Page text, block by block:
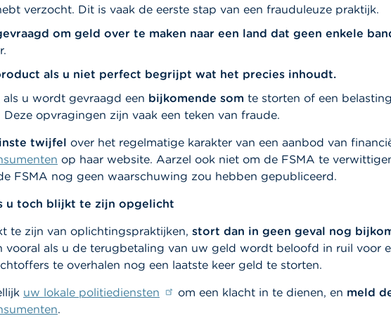
verzocht. Dit is vaak de eerste stap van een frauduleuze praktijk.
om geld over te maken naar een land dat geen enkele
als u niet perfect begrijpt wat het precies inhoudt.
als u wordt gevraagd een bijkomende som te storten of een
opvragingen zijn vaak een teken van fraude.
twijfel over het regelmatige karakter van een aanbod van
op haar website. Aarzel ook niet om de FSMA te
FSMA nog geen waarschuwing zou hebben gepubliceerd.
u toch blijkt te zijn opgelicht
te zijn van oplichtingspraktijken, stort dan in geen geval nog
vooral als u de terugbetaling van uw geld wordt beloofd in ruil voor
te overhalen nog een laatste keer geld te storten.
uw lokale politiediensten om een klacht in te dienen, en meld
.